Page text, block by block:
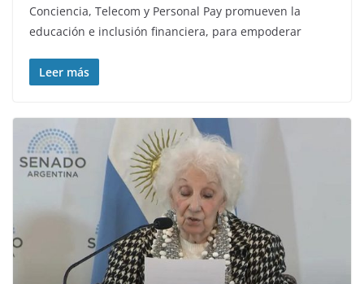
Conciencia, Telecom y Personal Pay promueven la
educación e inclusión financiera, para empoderar
Leer más